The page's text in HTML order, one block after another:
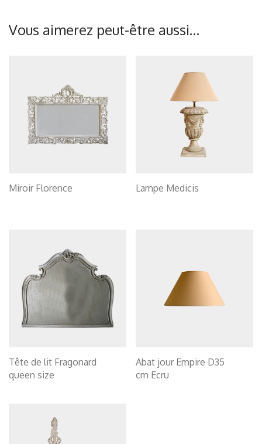
Vous aimerez peut-être aussi…
Miroir Florence Lampe Medicis
Tête de lit Fragonard
queen size
Abat jour Empire D35
cm Ecru